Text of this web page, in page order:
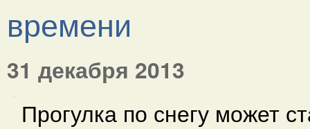
времени
31 декабря 2013
Прогулка по снегу может